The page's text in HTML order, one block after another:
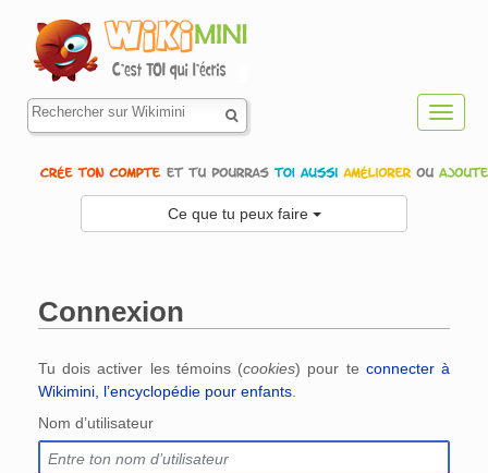
Ce que tu peux faire
Connexion
Tu dois activer les témoins (cookies) pour te connecter à
Wikimini, l’encyclopédie pour enfants.
Nom d’utilisateur